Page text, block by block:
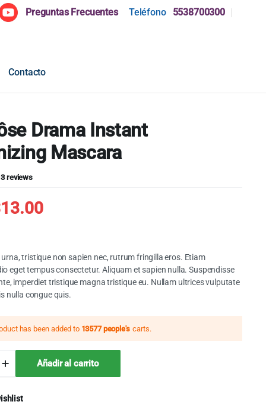
Preguntas Frecuentes Teléfono 5538700300
Contacto
Drama Instant
Mascara
Valorado
33reviews
13.00
urna, tristique non sapien nec, rutrum fringilla eros. Etiam
eget tempus consectetur. Aliquam et sapien nulla. Suspendisse
imperdiet tristique magna tristique eu. Nullam ultrices vulputate
nulla congue quis.
has been added to 13577 people's carts.
Añadir al carrito